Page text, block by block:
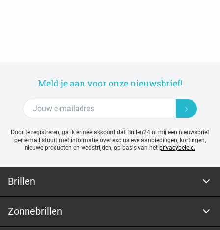
Meld je aan voor onze nieuwsbrief!
Door te registreren, ga ik ermee akkoord dat Brillen24.nl mij een nieuwsbrief
per e-mail stuurt met informatie over exclusieve aanbiedingen, kortingen,
nieuwe producten en wedstrijden, op basis van het privacybeleid.
Brillen
Zonnebrillen